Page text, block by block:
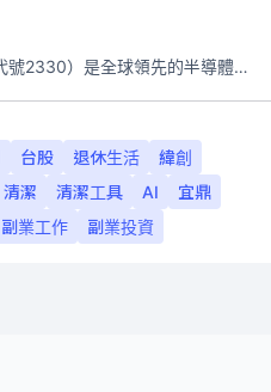
台積電（tSMC；股票代號2330）是全球領先的半導體代工公司，成立於1987年，總部位於台灣新竹。且已於美國、日本、德國及中國設廠，台積電是全球首家專業積體電路製造服務公司，也是全球最先進和最大規模的半導體代工廠。
台股 退休生活
緯創
清潔 清潔工具 AI
宜鼎
副業工作 副業投資